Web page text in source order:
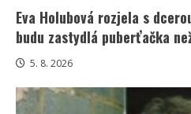
Eva Holubová rozjela s
budu zastydlá puberťačka
5. 8. 2026